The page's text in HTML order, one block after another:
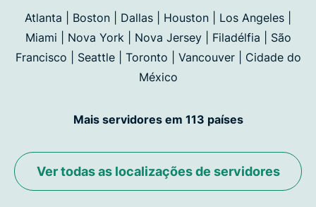
Atlanta | Boston | Dallas | Houston | Los Angeles |
Miami | Nova York | Nova Jersey | Filadélfia | São
Francisco | Seattle | Toronto | Vancouver | Cidade do
México
Mais servidores em 113 países
Ver todas as localizações de servidores